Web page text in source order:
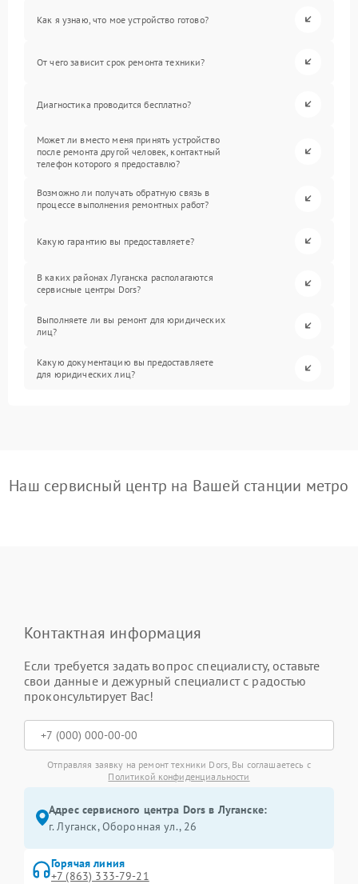
Как я узнаю, что мое устройство готово?
От чего зависит срок ремонта техники?
Диагностика проводится бесплатно?
Может ли вместо меня принять устройство
после ремонта другой человек, контактный
телефон которого я предоставлю?
Возможно ли получать обратную связь в
процессе выполнения ремонтных работ?
Какую гарантию вы предоставляете?
В каких районах Луганска располагаются
сервисные центры Dors?
Выполняете ли вы ремонт для юридических
лиц?
Какую документацию вы предоставляете
для юридических лиц?
Наш сервисный центр на Вашей станции метро
Контактная информация
Если требуется задать вопрос специалисту, оставьте
свои данные и дежурный специалист с радостью
проконсультирует Вас!
Отправляя заявку на ремонт техники Dors, Вы соглашаетесь с
Политикой конфиденциальности
Адрес сервисного центра Dors в Луганске:
г. Луганск, Оборонная ул., 26
Горячая линия
+7 (863) 333-79-21